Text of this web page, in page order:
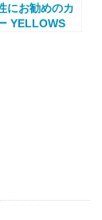
にお勧めのカ
YELLOWS